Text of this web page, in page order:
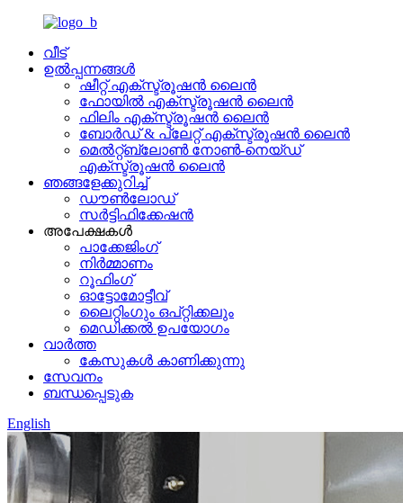
വീട്
ഉൽപ്പന്നങ്ങൾ
ഷീറ്റ് എക്സ്ട്രൂഷൻ ലൈൻ
ഫോയിൽ എക്സ്ട്രൂഷൻ ലൈൻ
ഫിലിം എക്സ്ട്രൂഷൻ ലൈൻ
ബോർഡ് & പ്ലേറ്റ് എക്സ്ട്രൂഷൻ ലൈൻ
മെൽറ്റ്ബ്ലോൺ നോൺ-നെയ്ഡ്
എക്സ്ട്രൂഷൻ ലൈൻ
ഞങ്ങളേക്കുറിച്ച്
ഡൗൺലോഡ്
സർട്ടിഫിക്കേഷൻ
അപേക്ഷകൾ
പാക്കേജിംഗ്
നിർമ്മാണം
റൂഫിംഗ്
ഓട്ടോമോട്ടീവ്
ലൈറ്റിംഗും ഒപ്റ്റിക്കലും
മെഡിക്കൽ ഉപയോഗം
വാർത്ത
കേസുകൾ കാണിക്കുന്നു
സേവനം
ബന്ധപ്പെടുക
English